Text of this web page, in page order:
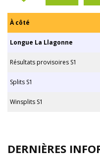
À côté
Longue La Llagonne
Résultats provisoires S1
Splits S1
Winsplits S1
DERNIÈRES